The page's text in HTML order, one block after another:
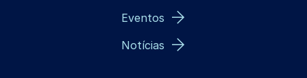
Eventos
Notícias